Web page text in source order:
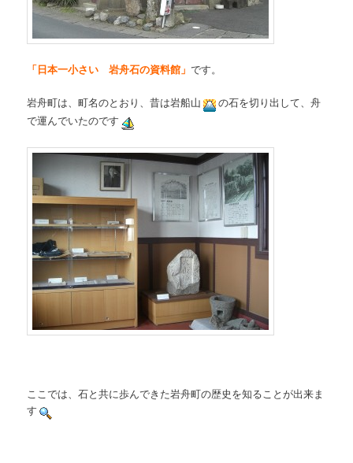
「日本一小さい 岩舟石の資料館」です。
岩舟町は、町名のとおり、昔は岩船山
の石を切り出して、舟
で運んでいたのです
ここでは、石と共に歩んできた岩舟町の歴史を知ることが出来ま
す